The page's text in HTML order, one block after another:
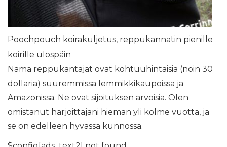
Poochpouch koirakuljetus, reppukannatin pienille
koirille ulospäin
Nämä reppukantajat ovat kohtuuhintaisia ​​(noin 30
dollaria) suuremmissa lemmikkikaupoissa ja
Amazonissa. Ne ovat sijoituksen arvoisia. Olen
omistanut harjoittajani hieman yli kolme vuotta, ja
se on edelleen hyvässä kunnossa.